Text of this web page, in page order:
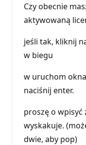
Czy obecnie
aktywowaną
jeśli tak, kliknij
w biegu
w uruchom
naciśnij enter.
proszę o
wyskakuje.
dwie, aby pop)